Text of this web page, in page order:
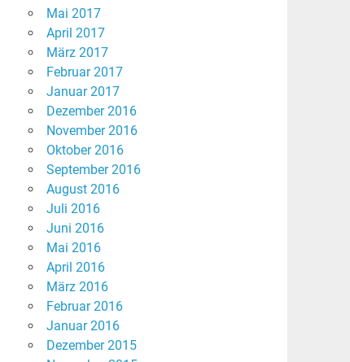
Mai 2017
April 2017
März 2017
Februar 2017
Januar 2017
Dezember 2016
November 2016
Oktober 2016
September 2016
August 2016
Juli 2016
Juni 2016
Mai 2016
April 2016
März 2016
Februar 2016
Januar 2016
Dezember 2015